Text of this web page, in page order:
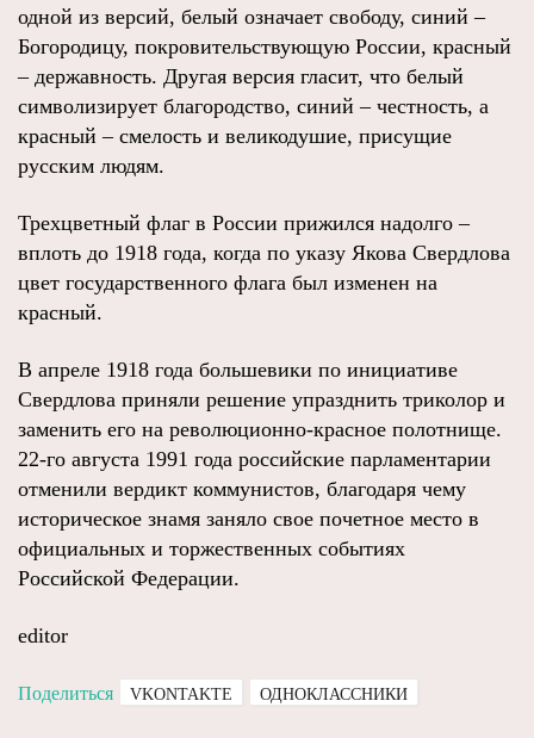
одной из версий, белый означает свободу, синий –
Богородицу, покровительствующую России, красный
– державность. Другая версия гласит, что белый
символизирует благородство, синий – честность, а
красный – смелость и великодушие, присущие
русским людям.
Трехцветный флаг в России прижился надолго –
вплоть до 1918 года, когда по указу Якова Свердлова
цвет государственного флага был изменен на
красный.
В апреле 1918 года большевики по инициативе
Свердлова приняли решение упразднить триколор и
заменить его на революционно-красное полотнище.
22-го августа 1991 года российские парламентарии
отменили вердикт коммунистов, благодаря чему
историческое знамя заняло свое почетное место в
официальных и торжественных событиях
Российской Федерации.
editor
Поделиться VKONTAKTE ОДНОКЛАССНИКИ